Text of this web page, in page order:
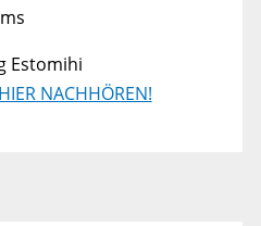
Estomihi
HIER NACHHÖREN!